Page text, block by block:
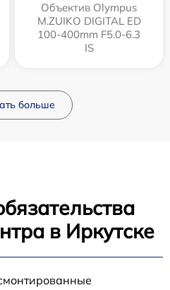
Объектив Olympus
M.ZUIKO DIGITAL ED
100-400mm F5.0-6.3
IS
больше
в Иркутске